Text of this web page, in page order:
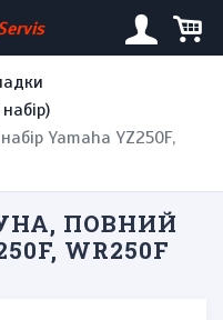
Yamaha YZ250F,
ПОВНИЙ
WR250F